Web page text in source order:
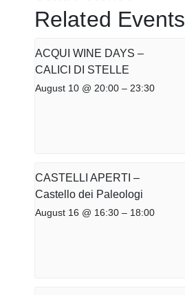
Related Events
ACQUI WINE DAYS –
CALICI DI STELLE
August 10 @ 20:00 – 23:30
CASTELLI APERTI –
Castello dei Paleologi
August 16 @ 16:30 – 18:00